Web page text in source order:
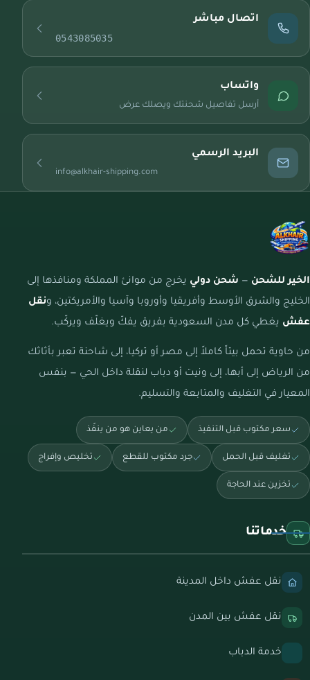
اتصال مباشر
0543085035
واتساب
أرسل تفاصيل شحنتك ويصلك عرض
البريد الرسمي
info@alkhair-shipping.com
الخير للشحن — شحن دولي يخرج من موانئ المملكة ومنافذها إلى
الخليج والشرق الأوسط وأفريقيا وأوروبا وآسيا والأمريكتين، ونقل
عفش يغطي كل مدن السعودية بفريق يفكّ ويغلّف ويركّب.
من حاوية تحمل بيتاً كاملاً إلى مصر أو تركيا، إلى شاحنة تعبر بأثاثك
من الرياض إلى أبها، إلى ونيت أو دباب لنقلة داخل الحي — بنفس
المعيار في التغليف والمتابعة والتسليم.
سعر مكتوب قبل التنفيذ من يعاين هو من ينفّذ
تغليف قبل الحمل جرد مكتوب للقطع تخليص وإفراج
تخزين عند الحاجة
خدماتنا
نقل عفش داخل المدينة
نقل عفش بين المدن
خدمة الدباب